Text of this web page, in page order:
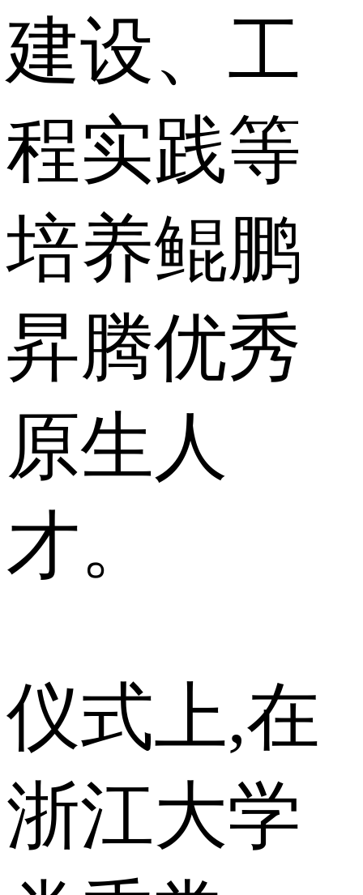
建设、工
程实践等
培养鲲鹏
昇腾优秀
原生人
才。
仪式上,在
浙江大学